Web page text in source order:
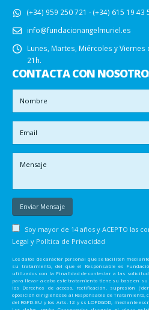
(+34) 959 250 721 - (+34) 615 19 43
info@fundacionangelmuriel.es
Lunes, Martes, Miércoles y Viernes
21h.
CONTACTA CON
Soy mayor de 14 años y ACEPTO las
Legal y Política de Privacidad
Los datos de carácter personal que se faciliten
su tratamiento, del que el Responsable es
utilizados con la Finalidad de contestar a las
para llevar a cabo este tratamiento tiene su base en
los Derechos de acceso, rectificación, supresión
oposición dirigiéndose al Responsable de Tratamiento,
del RGPD-EU y los Arts. 12 y ss LOPDGDD, mediante